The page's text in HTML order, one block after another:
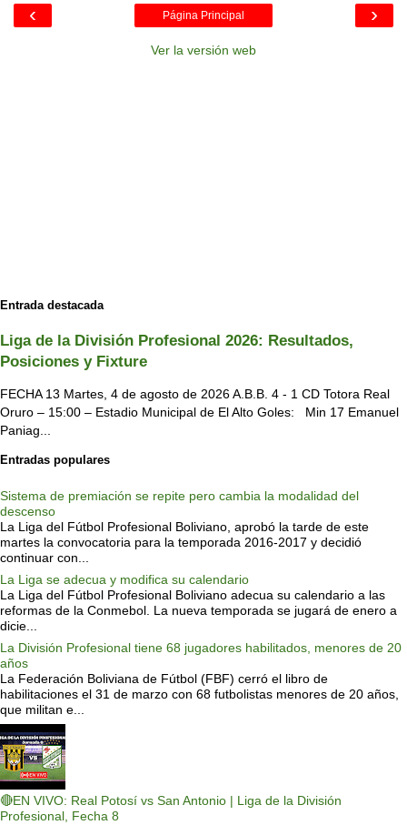
‹ ›
Página Principal
Ver la versión web
Entrada destacada
Liga de la División Profesional 2026: Resultados,
Posiciones y Fixture
FECHA 13 Martes, 4 de agosto de 2026 A.B.B. 4 - 1 CD Totora Real
Oruro – 15:00 – Estadio Municipal de El Alto Goles: Min 17 Emanuel
Paniag...
Entradas populares
Sistema de premiación se repite pero cambia la modalidad del
descenso
La Liga del Fútbol Profesional Boliviano, aprobó la tarde de este
martes la convocatoria para la temporada 2016-2017 y decidió
continuar con...
La Liga se adecua y modifica su calendario
La Liga del Fútbol Profesional Boliviano adecua su calendario a las
reformas de la Conmebol. La nueva temporada se jugará de enero a
dicie...
La División Profesional tiene 68 jugadores habilitados, menores de 20
años
La Federación Boliviana de Fútbol (FBF) cerró el libro de
habilitaciones el 31 de marzo con 68 futbolistas menores de 20 años,
que militan e...
🔴EN VIVO: Real Potosí vs San Antonio | Liga de la División
Profesional, Fecha 8